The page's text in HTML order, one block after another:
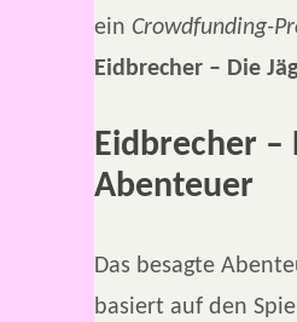
ein Crowdfunding-
Eidbrecher – Die
Eidbrecher –
Abenteuer
Das besagte
basiert auf den